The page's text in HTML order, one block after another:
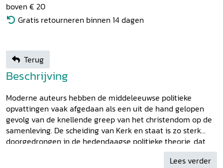
boven € 20
Gratis retourneren binnen 14 dagen
Terug
Beschrijving
Moderne auteurs hebben de middeleeuwse politieke
opvattingen vaak afgedaan als een uit de hand gelopen
gevolg van de knellende greep van het christendom op de
samenleving. De scheiding van Kerk en staat is zo sterk
doorgedrongen in de hedendaagse politieke theorie, dat
een alternatief ondenkbaar is geworden. Dr. Steven
Vanderputten, werkzaam aan de Vakgroep Middeleeuwse
Lees verder